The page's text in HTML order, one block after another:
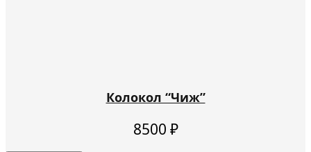
Колокол “Чиж”
8500 ₽